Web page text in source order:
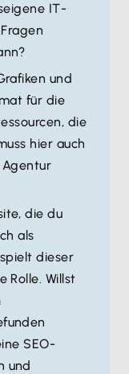
IT-
und
für die
die
hier auch
die du
als
dieser
Rolle. Willst
SEO-
und